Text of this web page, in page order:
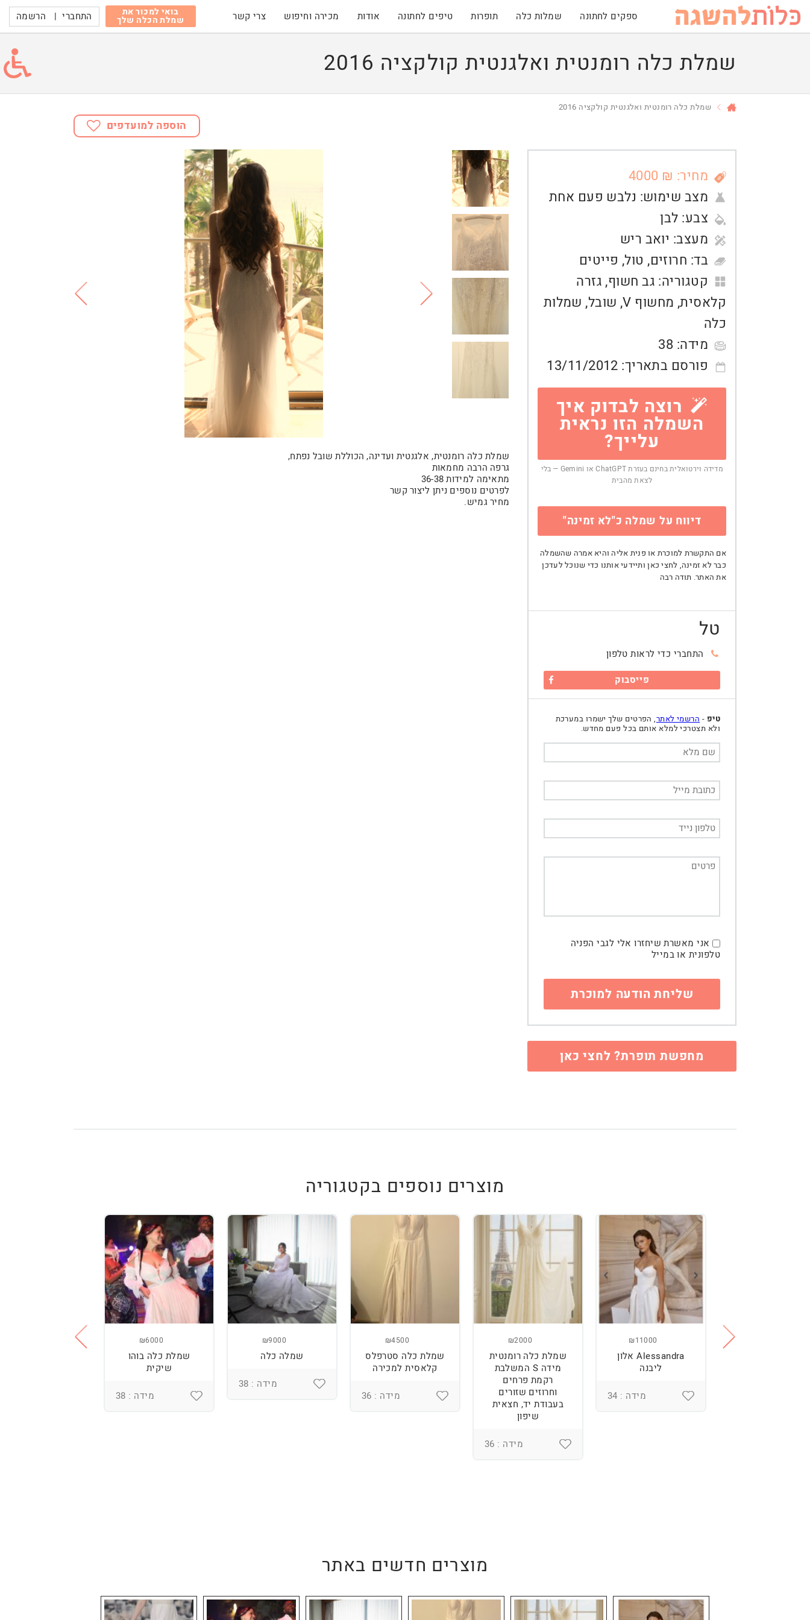
ספקים לחתונה שמלות כלה תופרות טיפים לחתונה אודות מכירה וחיפוש צרי קשר בואי למכור את
שמלת הכלה שלך התחברי | הרשמה
שמלת כלה רומנטית ואלגנטית קולקציה 2016
שמלת כלה רומנטית ואלגנטית קולקציה 2016
הוספה למועדפים
מחיר: ₪ 4000
מצב שימוש: נלבש פעם אחת
צבע: לבן
מעצב: יואב ריש
בד: חרוזים, טול, פייטים
קטגוריה: גב חשוף, גזרה
קלאסית, מחשוף V , שובל, שמלות
כלה
מידה: 38
פורסם בתאריך: 13/11/2012
רוצה לבדוק איך
השמלה הזו נראית
עלייך?
מדידה וירטואלית בחינם בעזרת ChatGPT או Gemini — בלי
לצאת מהבית
דיווח על שמלה כ"לא זמינה"
אם התקשרת למוכרת או פנית אליה והיא אמרה שהשמלה
כבר לא זמינה, לחצי כאן ותיידעי אותנו כדי שנוכל לעדכן
את האתר. תודה רבה
טל
התחברי כדי לראות טלפון
פייסבוק
טיפ - הרשמי לאתר, הפרטים שלך ישמרו במערכת
ולא תצטרכי למלא אותם בכל פעם מחדש.
אני מאשרת שיחזרו אלי לגבי הפניה
טלפונית או במייל
מחפשת תופרת? לחצי כאן
שמלת כלה רומנטית, אלגנטית ועדינה, הכוללת שובל נפתח,
גרפה הרבה מחמאות
מתאימה למידות 36-38
לפרטים נוספים ניתן ליצור קשר
מחיר גמיש.
מוצרים נוספים בקטגוריה
₪11000
Alessandra אלון
ליבנה
מידה : 34
₪2000
שמלת כלה רומנטית
מידה S המשלבת
רקמת פרחים
וחרוזים שזורים
בעבודת יד, חצאית
שיפון
מידה : 36
₪4500
שמלת כלה סטרפלס
קלאסית למכירה
מידה : 36
₪9000
שמלה כלה
מידה : 38
₪6000
שמלת כלה בוהו
שיקית
מידה : 38
מוצרים חדשים באתר